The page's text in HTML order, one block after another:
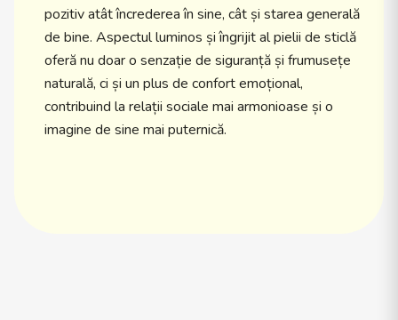
pozitiv atât încrederea în sine, cât și starea generală
de bine. Aspectul luminos și îngrijit al pielii de sticlă
oferă nu doar o senzație de siguranță și frumusețe
naturală, ci și un plus de confort emoțional,
contribuind la relații sociale mai armonioase și o
imagine de sine mai puternică.